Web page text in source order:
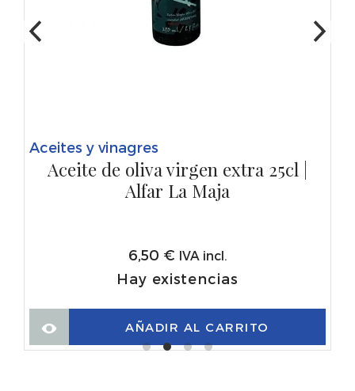
Aceites y vinagres
Aceite de oliva virgen extra 25cl |
Alfar La Maja
6,50 € IVA incl.
Hay existencias
AÑADIR AL CARRITO